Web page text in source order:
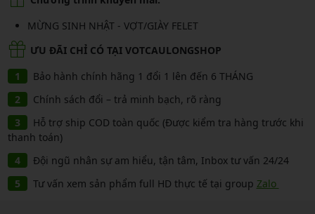
MỪNG SINH NHẬT - VỢT/GIÀY FELET
ƯU ĐÃI CHỈ CÓ TẠI VOTCAULONGSHOP
Bảo hành chính hãng 1 đổi 1 lên đến 6 THÁNG
Chính sách đổi – trả minh bạch, rõ ràng
Hỗ trợ ship COD toàn quốc (Được kiểm tra hàng trước khi
thanh toán)
Đội ngũ nhân sự am hiểu, tận tâm, Inbox tư vấn 24/24
Tư vấn xem sản phẩm full HD thực tế tại group Zalo